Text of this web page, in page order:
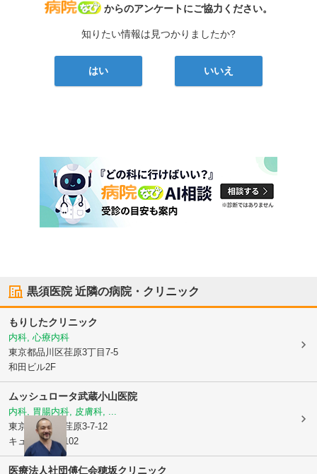
病院なび
からのアンケートにご協力ください。
知りたい情報は見つかりましたか?
はい いいえ
黒須医院近隣の病院・クリニック
もりしたクリニック
内科, 心療内科
東京都品川区荏原3丁目7-5
和田ビル2F
ムッシュロータ武蔵小山医院
内科, 胃腸内科, 皮膚科, ...
東京都品川区
荏原3-7-12
キューブ荏原102
医療法人社団傅仁会穂坂クリニック